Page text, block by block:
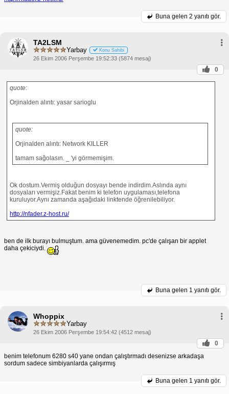
Buna gelen 2 yanıtı gör.
TA2LSM
Yarbay Konu Sahibi
26 Ekim 2006 Perşembe 19:52:33 (5874 mesaj)
0
quote:
Orjinalden alıntı: yasar sarioglu
quote:
Orjinalden alıntı: Network KILLER
tamam sağolasın. _ 'yi görmemişim.
Ok dostum.Vermiş olduğun dosyayı bende indirdim.Aslında aynı
dosyaları vermişiz.Fakat benim ki telefon uygulaması,telefona
kuruluyor.Aynı zamanda aşağıdaki linktende öğrenilebiliyor.
http://nfader.z-host.ru/
ben de ilk burayı bulmuştum. ama güvenemedim. pc'de çalışan bir applet
daha çekiciydi.
Buna gelen 1 yanıtı gör.
Whoppix
Yarbay
26 Ekim 2006 Perşembe 19:54:42 (4512 mesaj)
0
benim telefonum 6280 s40 yane ondan çalıştırmadı desenizse arkadaşa
sordum sadece simbiyanlarda çalışırmış
Buna gelen 1 yanıtı gör.